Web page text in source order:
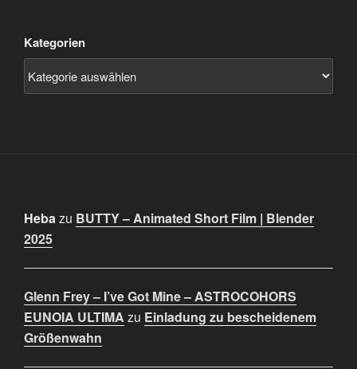
Kategorien
Hebazu BUTTY – Animated Short Film | Blender
2025
Glenn Frey – I’ve Got Mine – ASTROCOHORS
EUNOIA ULTIMA zu Einladung zu bescheidenem
Größenwahn